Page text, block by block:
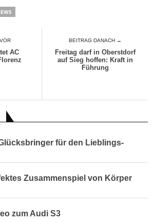
AC
BEITRAG DANACH →
Freitag darf in Oberstdorf
auf Sieg hoffen: Kraft in
Führung
für den Lieblings-
Zusammenspiel von Körper
zum Audi S3